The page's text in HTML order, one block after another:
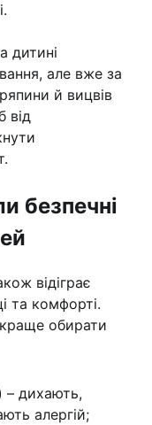
дитині
але вже за
й вицвів
від
безпечні
відіграє
та комфорті.
краще обирати
– дихають,
алергій;